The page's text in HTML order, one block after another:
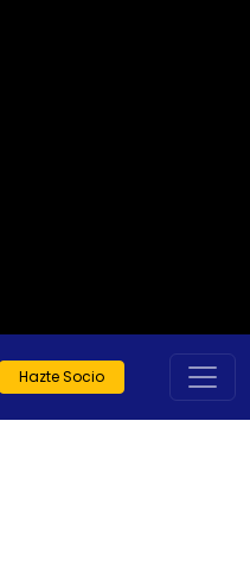
Hazte Socio